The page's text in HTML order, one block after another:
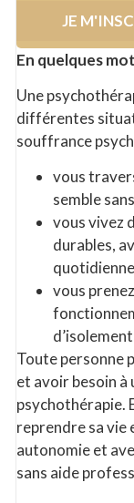
JE
En quelques
Une
différentes
souffrance
vous
semble
vous vivez
durables,
vous
Toute personne
et avoir besoin à
psychothérapie.
reprendre sa vie
autonomie et
sans aide